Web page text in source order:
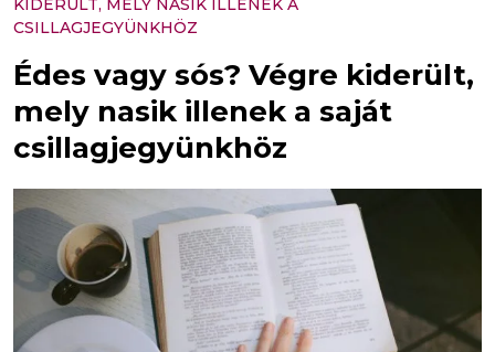
KIDERÜLT, MELY NASIK ILLENEK A
CSILLAGJEGYÜNKHÖZ
Édes vagy sós? Végre kiderült,
mely nasik illenek a saját
csillagjegyünkhöz